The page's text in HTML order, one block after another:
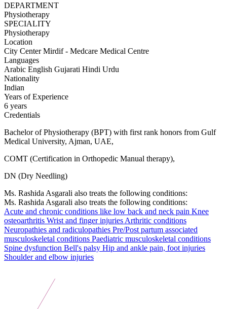
DEPARTMENT
Physiotherapy
SPECIALITY
Physiotherapy
Location
City Center Mirdif - Medcare Medical Centre
Languages
Arabic English Gujarati Hindi Urdu
Nationality
Indian
Years of Experience
6 years
Credentials
Bachelor of Physiotherapy (BPT) with first rank honors from Gulf
Medical University, Ajman, UAE,
COMT (Certification in Orthopedic Manual therapy),
DN (Dry Needling)
Ms. Rashida Asgarali also treats the following conditions:
Ms. Rashida Asgarali also treats the following conditions:
Acute and chronic conditions like low back and neck pain Knee
osteoarthritis Wrist and finger injuries Arthritic conditions
Neuropathies and radiculopathies Pre/Post partum associated
musculoskeletal conditions Paediatric musculoskeletal conditions
Spine dysfunction Bell's palsy Hip and ankle pain, foot injuries
Shoulder and elbow injuries